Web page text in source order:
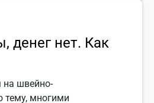
денег нет. Как
на швейно-
тему, многими